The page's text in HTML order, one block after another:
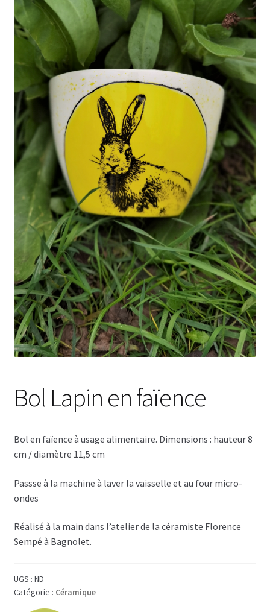
Bol Lapin en faïence
Bol en faïence à usage alimentaire. Dimensions : hauteur 8
cm / diamètre 11,5 cm
Passse à la machine à laver la vaisselle et au four micro-
ondes
Réalisé à la main dans l’atelier de la céramiste Florence
Sempé à Bagnolet.
UGS : ND
Catégorie : Céramique